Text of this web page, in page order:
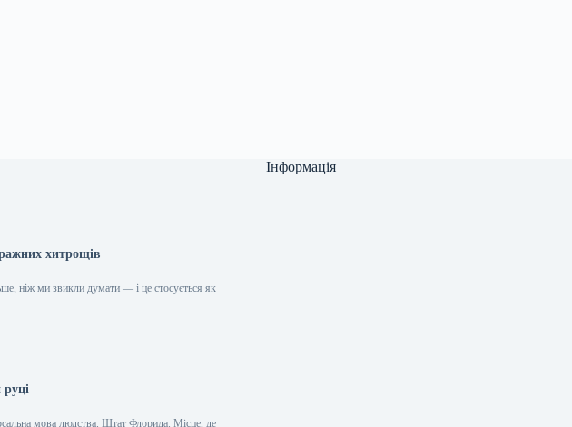
хитрощів
ніж ми звикли думати — і це стосується як
мова людства. Штат Флорида. Місце, де
Інформація